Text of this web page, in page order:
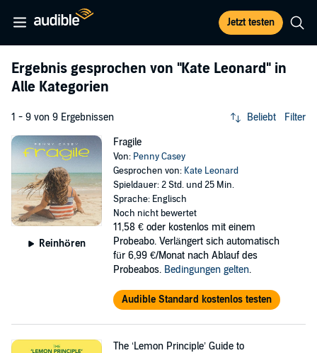
Jetzt testen
Ergebnis gesprochen von "Kate Leonard" in
Alle Kategorien
1 - 9 von 9 Ergebnissen Beliebt Filter
Reinhören
Fragile
Von: Penny Casey
Gesprochen von: Kate Leonard
Spieldauer: 2 Std. und 25 Min.
Sprache: Englisch
Noch nicht bewertet
11,58 € oder kostenlos mit einem
Probeabo. Verlängert sich automatisch
für 6,99 €/Monat nach Ablauf des
Probeabos. Bedingungen gelten.
Audible Standard kostenlos testen
The ‘Lemon Principle’ Guide to